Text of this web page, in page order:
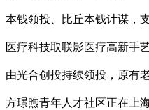
本钱领投、比丘本钱计谋，
医疗科技取联影医疗高新手
由光合创投持续领投，原有
方璟煦青年人才社区正在上